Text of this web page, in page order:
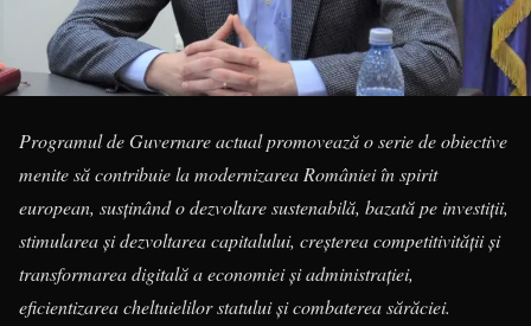
Programul de Guvernare actual promovează o serie de obiective
menite să contribuie la modernizarea României în spirit
european, susținând o dezvoltare sustenabilă, bazată pe investiții,
stimularea și dezvoltarea capitalului, creșterea competitivității și
transformarea digitală a economiei și administrației,
eficientizarea cheltuielilor statului și combaterea sărăciei.